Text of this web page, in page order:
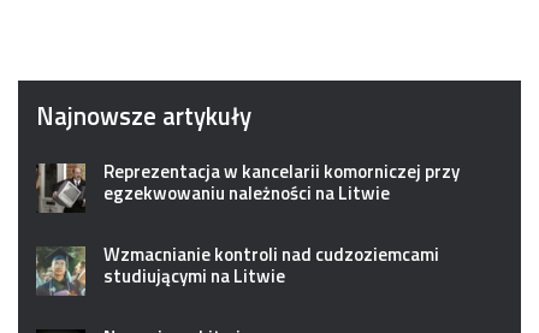
Najnowsze artykuły
Reprezentacja w kancelarii komorniczej przy
egzekwowaniu należności na Litwie
Wzmacnianie kontroli nad cudzoziemcami
studiującymi na Litwie